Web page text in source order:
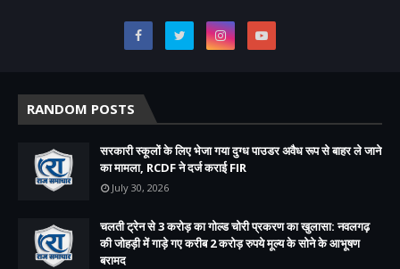
RANDOM POSTS
सरकारी स्कूलों के लिए भेजा गया दुग्ध पाउडर अवैध रूप से बाहर ले जाने
का मामला, RCDF ने दर्ज कराई FIR
July 30, 2026
चलती ट्रेन से 3 करोड़ का गोल्ड चोरी प्रकरण का खुलासा: नवलगढ़
की जोहड़ी में गाड़े गए करीब 2 करोड़ रुपये मूल्य के सोने के आभूषण
बरामद